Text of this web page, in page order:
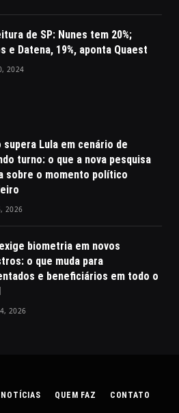
de SP: Nunes tem 20%;
e Datena, 19%, aponta Quaest
2024
supera Lula em cenário de
turno: o que a nova pesquisa
sobre o momento político
2026
biometria em novos
o que muda para
e beneficiários em todo o
2026
NOTÍCIAS QUEM FAZ CONTATO